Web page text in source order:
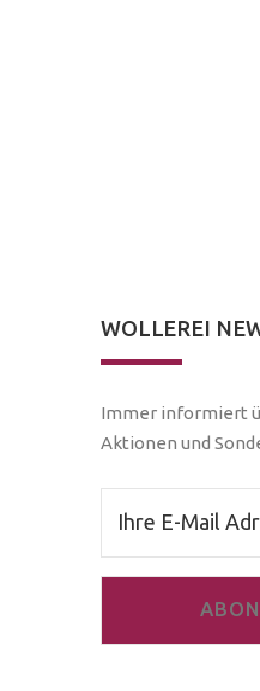
WOLLEREI
Immer informiert
Aktionen und